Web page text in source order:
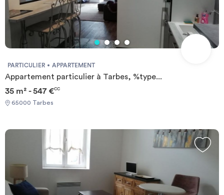
PARTICULIER APPARTEMENT
Appartement particulier à Tarbes, %type...
35 m² - 547 €CC
65000 Tarbes